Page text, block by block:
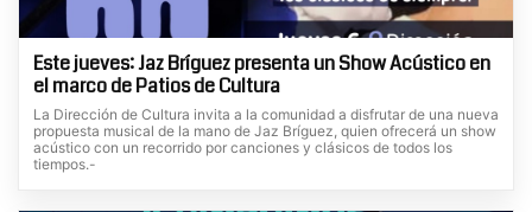
Este jueves: Jaz Bríguez presenta un Show Acústico en
el marco de Patios de Cultura
La Dirección de Cultura invita a la comunidad a disfrutar de una nueva
propuesta musical de la mano de Jaz Bríguez, quien ofrecerá un show
acústico con un recorrido por canciones y clásicos de todos los
tiempos.-